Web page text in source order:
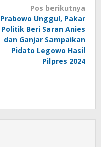
Pos berikutnya
Prabowo Unggul, Pakar
Politik Beri Saran Anies
dan Ganjar Sampaikan
Pidato Legowo Hasil
Pilpres 2024